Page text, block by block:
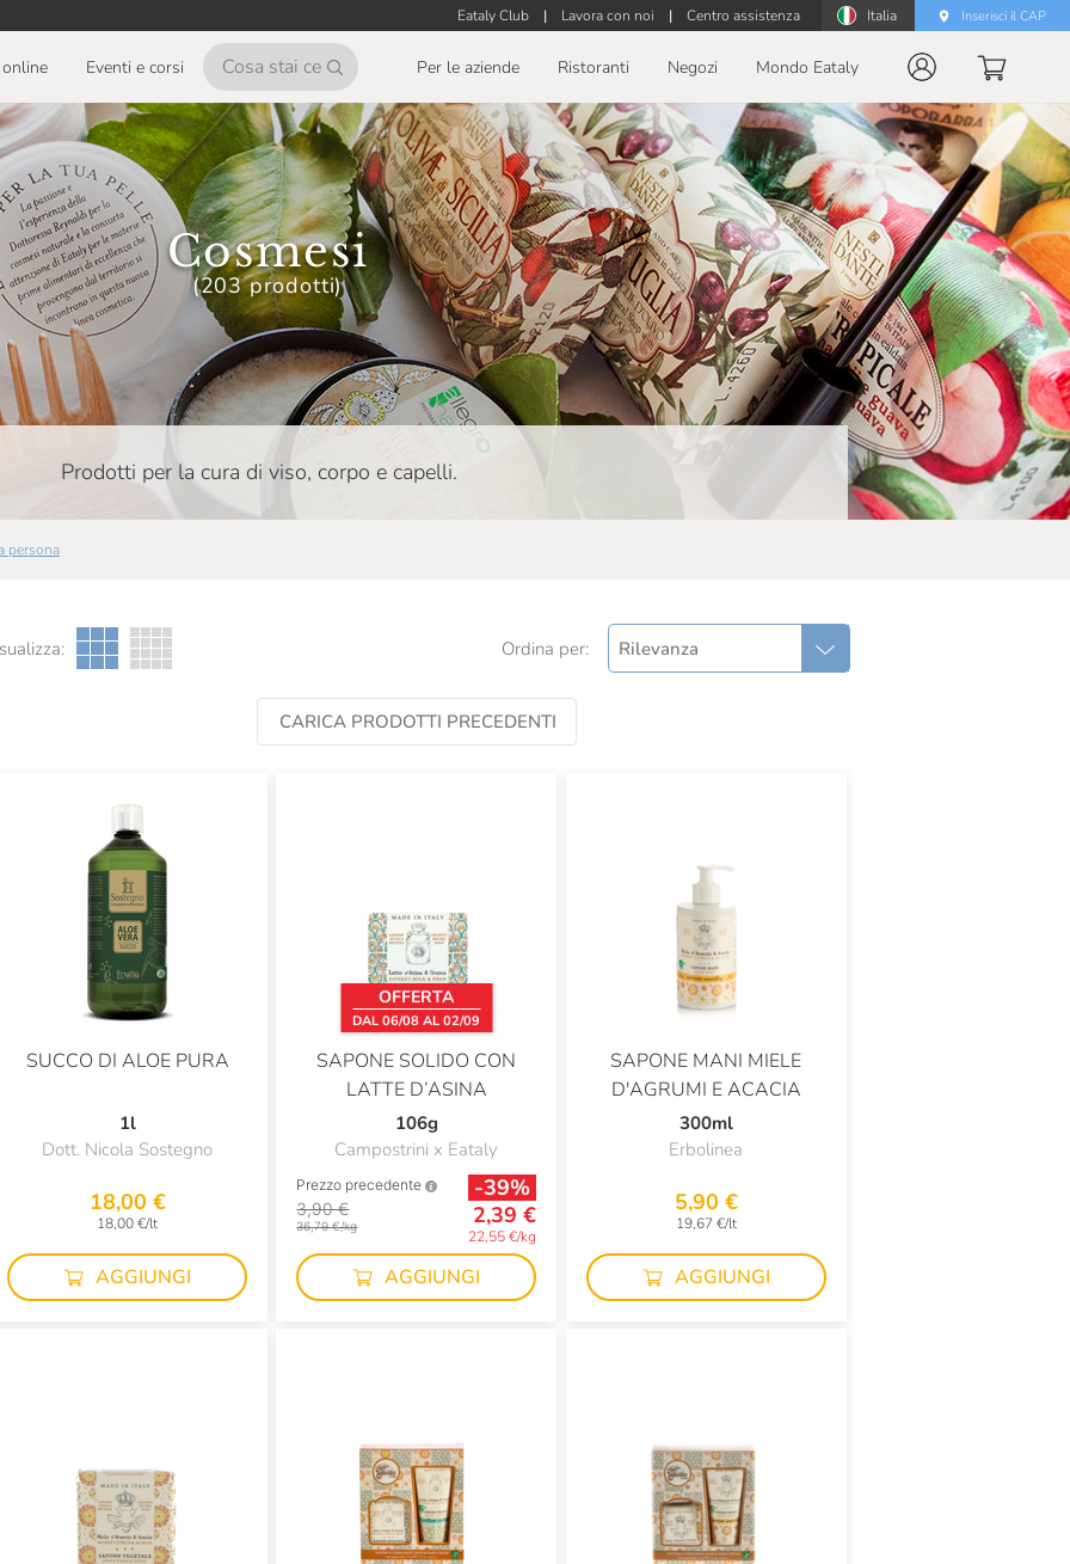
Eataly Club | Lavora con noi | Centro assistenza Italia Inserisci il CAP
Eventi e corsi Per le aziende Ristoranti Negozi Mondo Eataly
Cosmesi
(203 prodotti)
Prodotti per la cura di viso, corpo e capelli.
persona
Ordina per: Rilevanza
CARICA PRODOTTI PRECEDENTI
SUCCO DI ALOE PURA
1l
Dott. Nicola Sostegno
18,00 €
18,00 €/lt
AGGIUNGI
OFFERTA
DAL 06/08 AL 02/09
SAPONE SOLIDO CON
LATTE D’ASINA
106g
Campostrini x Eataly
Prezzo precedente
3,90 €
36,79 €/kg
-39%
2,39 €
22,55 €/kg
AGGIUNGI
SAPONE MANI MIELE
D'AGRUMI E ACACIA
300ml
Erbolinea
5,90 €
19,67 €/lt
AGGIUNGI